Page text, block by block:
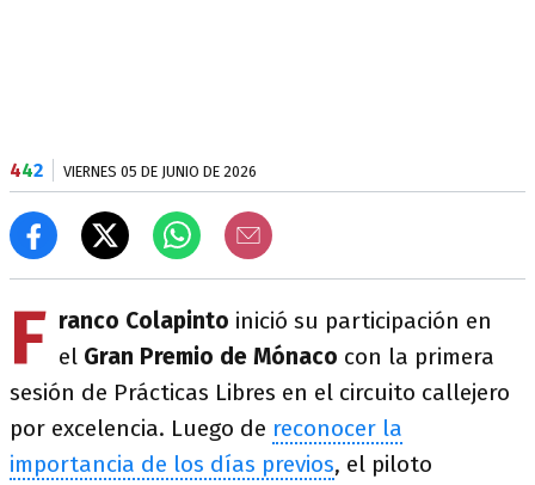
442 VIERNES 05 DE JUNIO DE 2026
F ranco Colapinto inició su participación en
el Gran Premio de Mónaco con la primera
sesión de Prácticas Libres en el circuito callejero
por excelencia. Luego de reconocer la
importancia de los días previos, el piloto